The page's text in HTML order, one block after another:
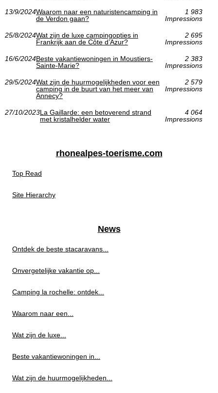
13/9/2024Waarom naar een naturistencamping in
de Verdon gaan?
1 983
Impressions
25/8/2024Wat zijn de luxe campingopties in
Frankrijk aan de Côte d’Azur?
2 695
Impressions
16/6/2024Beste vakantiewoningen in Moustiers-
Sainte-Marie?
2 383
Impressions
29/5/2024Wat zijn de huurmogelijkheden voor een
camping in de buurt van het meer van
Annecy?
2 579
Impressions
27/10/2023La Gaillarde: een betoverend strand
met kristalhelder water
4 064
Impressions
rhonealpes-toerisme.com
Top Read
Site Hierarchy
News
Ontdek de beste stacaravans...
Onvergetelijke vakantie op...
Camping la rochelle: ontdek...
Waarom naar een...
Wat zijn de luxe...
Beste vakantiewoningen in...
Wat zijn de huurmogelijkheden...